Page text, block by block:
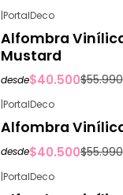
|PortalDeco
Alfombra
Mustard
desde$40.500$55.990
|PortalDeco
Alfombra
desde$40.500$55.990
|PortalDeco